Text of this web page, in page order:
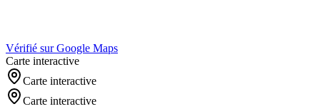
Vérifié sur Google Maps
Carte interactive
Carte interactive
Carte interactive